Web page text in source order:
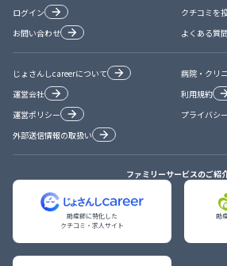
ログイン
クチコミを
お問い合わせ
よくある質
じょさんしcareerについて
病院・クリ
運営会社
利用規約
運営ポリシー
プライバシ
外部送信情報の取扱い
ファミリーサービスのご紹
助産師に特化した
クチコミ・求人サイト
助